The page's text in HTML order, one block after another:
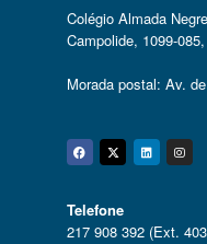
Colégio Almada
Campolide, 1099-
Morada postal: Av.
Facebook
Twitter
Telefone
217 908 392 (Ext.